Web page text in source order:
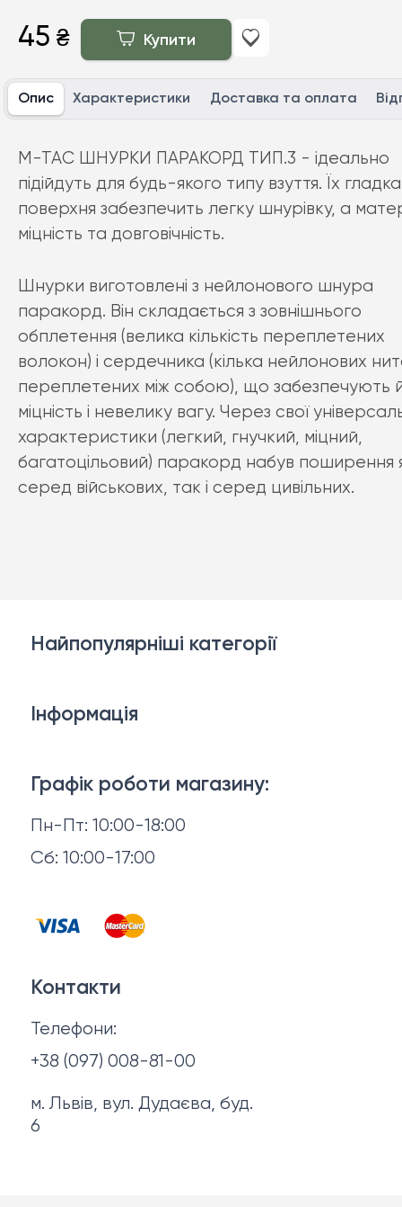
45 ₴ Купити
Опис Характеристики Доставка та оплата
M-TAC ШНУРКИ ПАРАКОРД ТИП.3 - ідеально
підійдуть для будь-якого типу взуття. Їх гладка
поверхня забезпечить легку шнурівку, а
міцність та довговічність.
Шнурки виготовлені з нейлонового шнура
паракорд. Він складається з зовнішнього
обплетення (велика кількість переплетених
волокон) і сердечника (кілька нейлонових
переплетених між собою), що забезпечують
міцність і невелику вагу. Через свої
характеристики (легкий, гнучкий, міцний,
багатоцільовий) паракорд набув поширення
серед військових, так і серед цивільних.
Графік роботи магазину:
Пн-Пт: 10:00-18:00
Сб: 10:00-17:00
Найпопулярніші категорії
Взуття
Головні убори
Запальнички
Інформація
Відгуки
Договір оферти
Політика конфіденційності
Про нас
Контакти
Телефони:
+38 (097) 008-81-00
м. Львів, вул. Дудаєва, буд.
6